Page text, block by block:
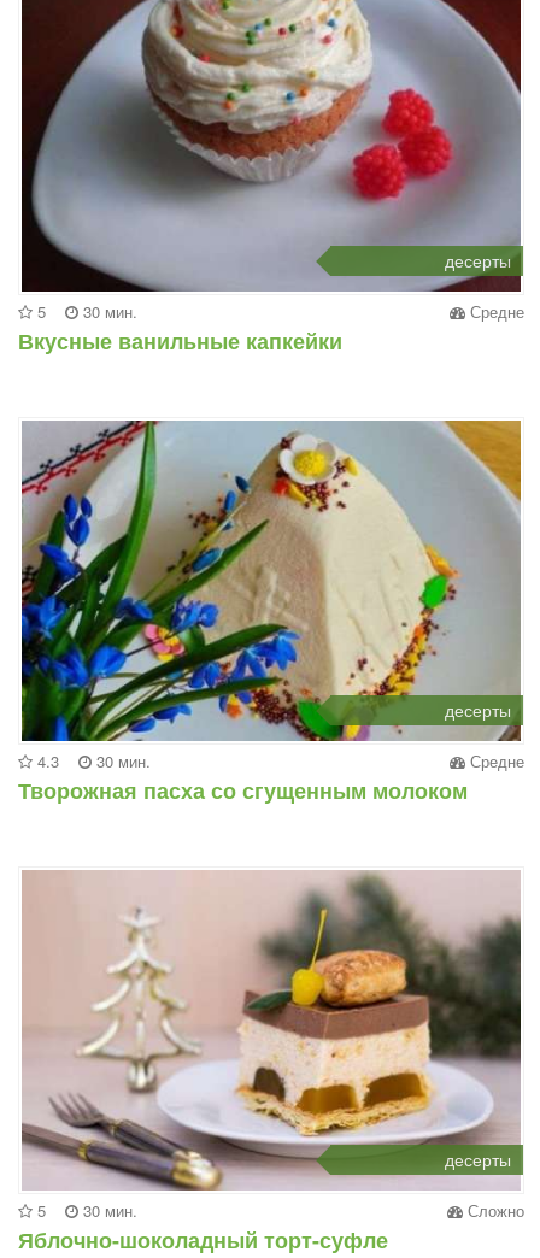
десерты
5 30 мин. Средне
Вкусные ванильные капкейки
десерты
4.3 30 мин. Средне
Творожная пасха со сгущенным молоком
десерты
5 30 мин. Сложно
Яблочно-шоколадный торт-суфле